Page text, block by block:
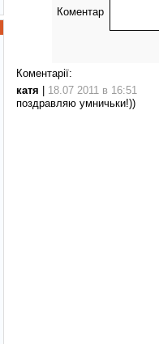
Коментар
Коментарії:
катя | 18.07 2011 в 16:51
поздравляю умничьки!))